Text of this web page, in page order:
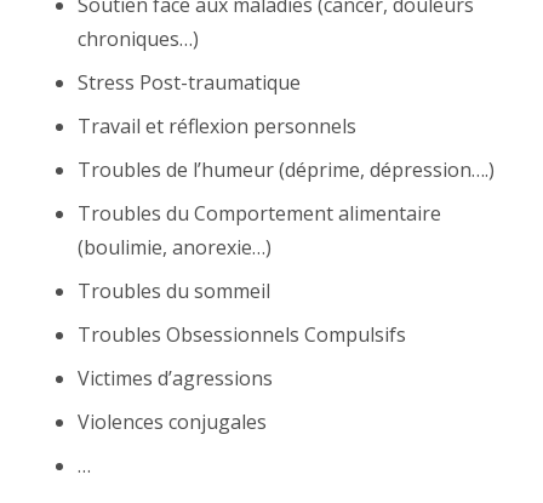
chroniques…)
Stress Post-traumatique
Travail et réflexion personnels
Troubles de l’humeur (déprime, dépression….)
Troubles du Comportement alimentaire
(boulimie, anorexie…)
Troubles du sommeil
Troubles Obsessionnels Compulsifs
Victimes d’agressions
Violences conjugales
…